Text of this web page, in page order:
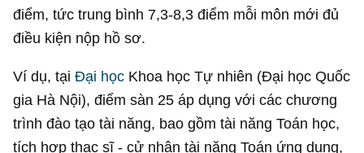
điểm, tức trung bình 7,3-8,3 điểm mỗi môn mới đủ
điều kiện nộp hồ sơ.
Ví dụ, tạiĐại học Khoa học Tự nhiên (Đại học Quốc
gia Hà Nội), điểm sàn 25 áp dụng với các chương
trình đào tạo tài năng, bao gồm tài năng Toán học,
tích hợp thạc sĩ - cử nhân tài năng Toán ứng dụng,